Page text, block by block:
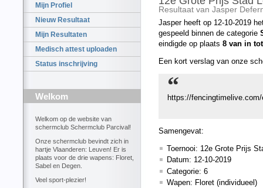
Mijn Profiel
Nieuw Resultaat
Mijn Resultaten
Medisch attest uploaden
Status inschrijving
Welkom
Welkom op de website van
schermclub Schermclub Parcival!
Onze schermclub bevindt zich in
hartje Vlaanderen: Leuven! Er is
plaats voor de drie wapens: Floret,
Sabel en Degen.
Veel sport-plezier!
Resultaat van Jasper
Jasper heeft op 12-10-2019
gespeeld binnen de categorie
eindigde op plaats 8 van in
Een kort verslag van onze
https://
Samengevat:
Toernooi: 12e Grote Prijs
Datum: 12-10-2019
Categorie: 6
Wapen: Floret (individueel)